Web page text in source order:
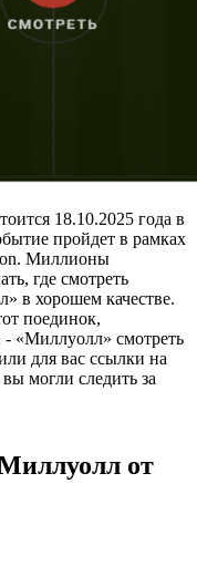
18.10.2025 года в
пройдет в рамках
Миллионы
где смотреть
в хорошем качестве.
поединок,
- «Миллуолл» смотреть
для вас ссылки на
могли следить за
от